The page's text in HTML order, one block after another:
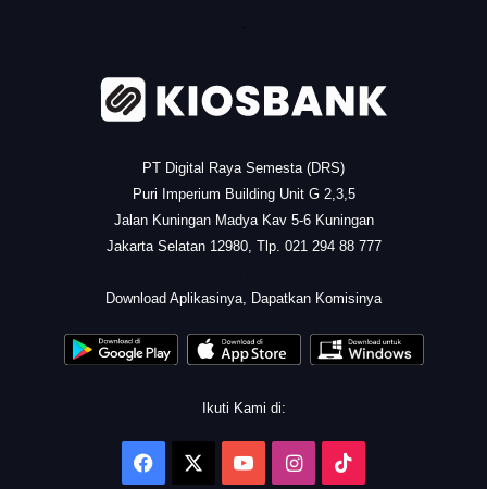
PT Digital Raya Semesta (DRS)
Puri Imperium Building Unit G 2,3,5
Jalan Kuningan Madya Kav 5-6 Kuningan
Jakarta Selatan 12980, Tlp. 021 294 88 777
Download Aplikasinya, Dapatkan Komisinya
Ikuti Kami di:
Facebook YouTubeInstagram